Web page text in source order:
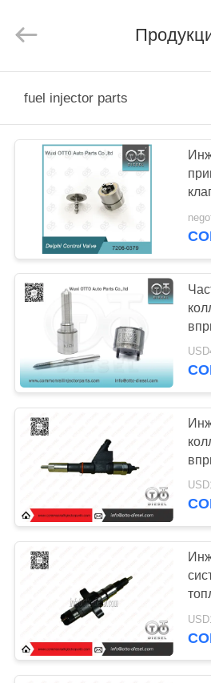
ПРОДУКТЫ
ЭКСКУРСИЯ
ПО
ЗАВОДУ
КОНТРОЛЬ
КАЧЕСТВА
СВЯЖИТЕСЬ
ЗАПРОСИТЕ
ЦИТАТУ
КАРТА
САЙТА
Rights
fuel injector parts